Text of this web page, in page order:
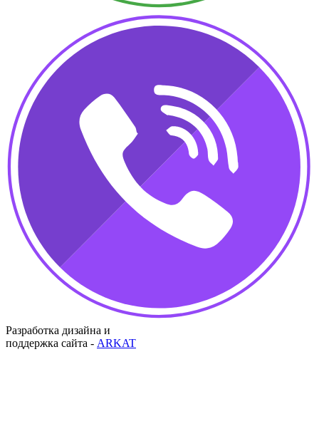
Разработка дизайна и
поддержка сайта - ARKAT